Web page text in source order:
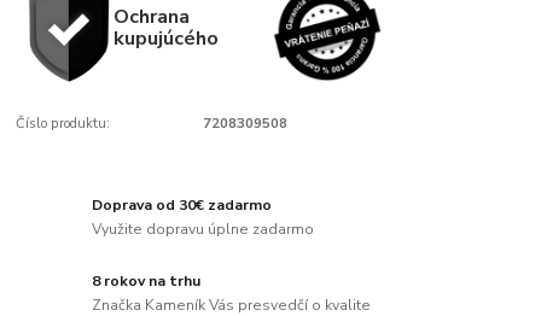
Ochrana
kupujúcého
Číslo produktu: 7208309508
Doprava od 30€ zadarmo
Využite dopravu úplne zadarmo
8 rokov na trhu
Značka Kameník Vás presvedčí o kvalite